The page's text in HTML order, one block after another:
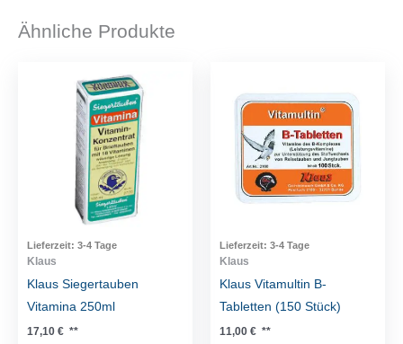
Ähnliche Produkte
Lieferzeit: 3-4 Tage
Klaus
Klaus Siegertauben
Vitamina 250ml
17,10 € **
Lieferzeit: 3-4 Tage
Klaus
Klaus Vitamultin B-
Tabletten (150 Stück)
11,00 € **